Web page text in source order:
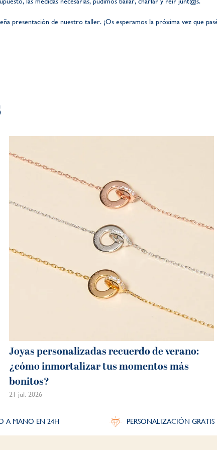
presentación de nuestro taller. ¡Os esperamos la próxima vez que
Joyas personalizadas recuerdo de verano:
¿cómo inmortalizar tus momentos más
bonitos?
21 jul. 2026
A MANO EN 24H PERSONALIZACIÓN GRATIS